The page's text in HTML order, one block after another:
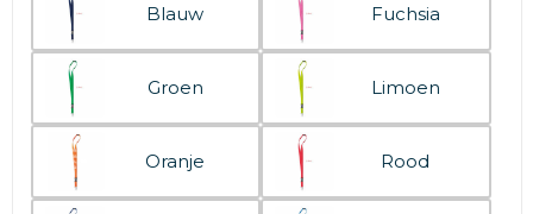
Blauw Fuchsia
Groen Limoen
Oranje Rood